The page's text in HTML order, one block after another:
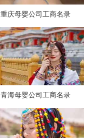
重庆母婴公司工商名录
青海母婴公司工商名录